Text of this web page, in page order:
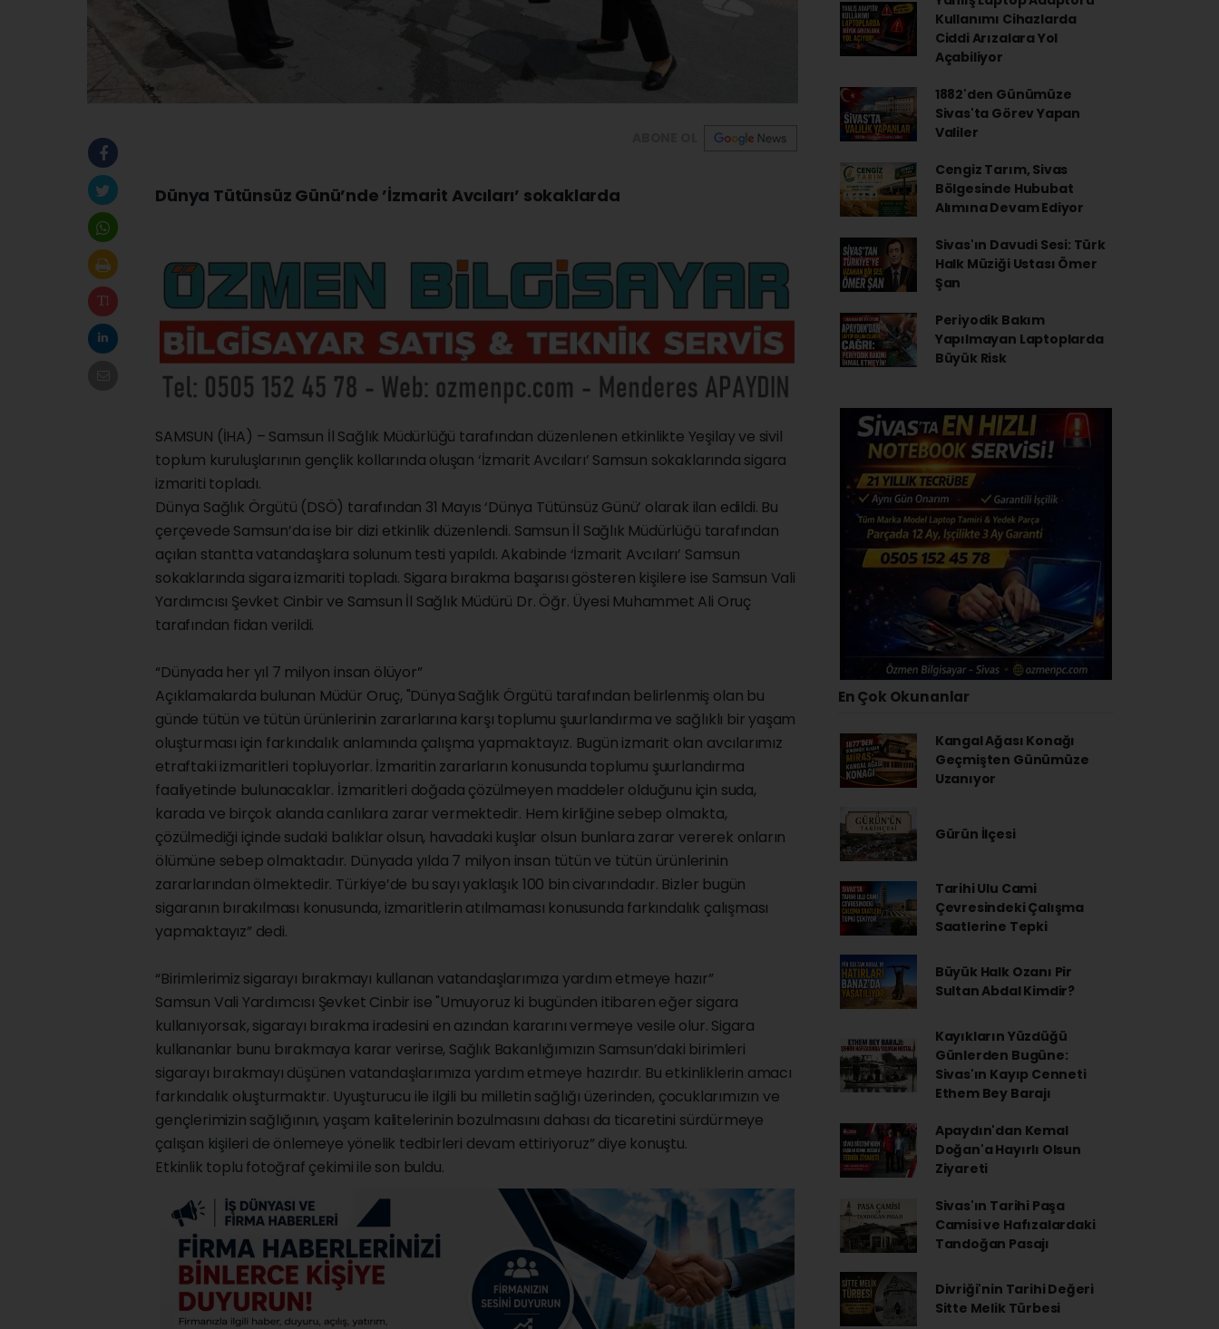
Dünya Tütünsüz Günü’nde ’İzmarit Avcıları’ sokaklarda
SAMSUN (İHA) – Samsun İl Sağlık Müdürlüğü tarafından düzenlenen etkinlikte Yeşilay ve sivil
toplum kuruluşlarının gençlik kollarında oluşan ‘İzmarit Avcıları’ Samsun sokaklarında sigara
izmariti topladı.
Dünya Sağlık Örgütü (DSÖ) tarafından 31 Mayıs ‘Dünya Tütünsüz Günü’ olarak ilan edildi. Bu
çerçevede Samsun’da ise bir dizi etkinlik düzenlendi. Samsun İl Sağlık Müdürlüğü tarafından
açılan stantta vatandaşlara solunum testi yapıldı. Akabinde ‘İzmarit Avcıları’ Samsun
sokaklarında sigara izmariti topladı. Sigara bırakma başarısı gösteren kişilere ise Samsun Vali
Yardımcısı Şevket Cinbir ve Samsun İl Sağlık Müdürü Dr. Öğr. Üyesi Muhammet Ali Oruç
tarafından fidan verildi.
“Dünyada her yıl 7 milyon insan ölüyor”
Açıklamalarda bulunan Müdür Oruç, "Dünya Sağlık Örgütü tarafından belirlenmiş olan bu
günde tütün ve tütün ürünlerinin zararlarına karşı toplumu şuurlandırma ve sağlıklı bir yaşam
oluşturması için farkındalık anlamında çalışma yapmaktayız. Bugün izmarit olan avcılarımız
etraftaki izmaritleri topluyorlar. İzmaritin zararların konusunda toplumu şuurlandırma
faaliyetinde bulunacaklar. İzmaritleri doğada çözülmeyen maddeler olduğunu için suda,
karada ve birçok alanda canlılara zarar vermektedir. Hem kirliğine sebep olmakta,
çözülmediği içinde sudaki balıklar olsun, havadaki kuşlar olsun bunlara zarar vererek onların
ölümüne sebep olmaktadır. Dünyada yılda 7 milyon insan tütün ve tütün ürünlerinin
zararlarından ölmektedir. Türkiye’de bu sayı yaklaşık 100 bin civarındadır. Bizler bugün
sigaranın bırakılması konusunda, izmaritlerin atılmaması konusunda farkındalık çalışması
yapmaktayız” dedi.
“Birimlerimiz sigarayı bırakmayı kullanan vatandaşlarımıza yardım etmeye hazır”
Samsun Vali Yardımcısı Şevket Cinbir ise "Umuyoruz ki bugünden itibaren eğer sigara
kullanıyorsak, sigarayı bırakma iradesini en azından kararını vermeye vesile olur. Sigara
kullananlar bunu bırakmaya karar verirse, Sağlık Bakanlığımızın Samsun’daki birimleri
sigarayı bırakmayı düşünen vatandaşlarımıza yardım etmeye hazırdır. Bu etkinliklerin amacı
farkındalık oluşturmaktır. Uyuşturucu ile ilgili bu milletin sağlığı üzerinden, çocuklarımızın ve
gençlerimizin sağlığının, yaşam kalitelerinin bozulmasını dahası da ticaretini sürdürmeye
çalışan kişileri de önlemeye yönelik tedbirleri devam ettiriyoruz” diye konuştu.
Etkinlik toplu fotoğraf çekimi ile son buldu.
Kullanımı Cihazlarda
Ciddi Arızalara Yol
Açabiliyor
1882'den Günümüze
Sivas'ta Görev Yapan
Valiler
Cengiz Tarım, Sivas
Bölgesinde Hububat
Alımına Devam Ediyor
Sivas'ın Davudi Sesi: Türk
Halk Müziği Ustası Ömer
Şan
Periyodik Bakım
Yapılmayan Laptoplarda
Büyük Risk
En Çok Okunanlar
Kangal Ağası Konağı
Geçmişten Günümüze
Uzanıyor
Gürün İlçesi
Tarihi Ulu Cami
Çevresindeki Çalışma
Saatlerine Tepki
Büyük Halk Ozanı Pir
Sultan Abdal Kimdir?
Kayıkların Yüzdüğü
Günlerden Bugüne:
Sivas'ın Kayıp Cenneti
Ethem Bey Barajı
Apaydın'dan Kemal
Doğan'a Hayırlı Olsun
Ziyareti
Sivas'ın Tarihi Paşa
Camisi ve Hafızalardaki
Tandoğan Pasajı
Divriği'nin Tarihi Değeri
Sitte Melik Türbesi